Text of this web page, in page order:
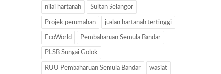
nilai hartanah Sultan Selangor
Projek perumahan jualan hartanah tertinggi
EcoWorld Pembaharuan Semula Bandar
PLSB Sungai Golok
RUU Pembaharuan Semula Bandar wasiat